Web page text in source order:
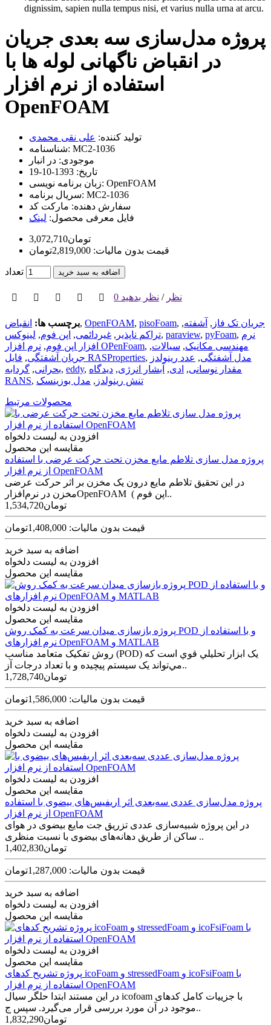
dignissim, sapien nulla tempus nisi, et varius nulla urna at arcu.
پروژه مدل‌سازی سه‌ بعدی جریان
در انقباض ناگهانی لوله‌ ها با
استفاده از نرم افزار
OpenFOAM
تولید کننده: علی نقی محمدی
شناسنامه: MC2-1036
موجودی: در انبار
تاریخ: 1393-10-19
زبان برنامه نویسی: OpenFOAM
سریال برنامه: MC2-1036
سفارش دهنده: مارکت کد
فایل معرفی محصول: لینک
3,072,710تومان
قیمت بدون مالیات: 2,819,000تومان
تعداد اضافه به سبد خرید
0 نظر / نظر بدهید
برچسب ها: انقباض , OpenFOAM, pisoFoam, جریان تک فاز , آشفته,
تراکم ناپذیر , غیردائمی, اپن فوم, لینوکس , paraview, pyFoam, نرم
افزار اپن فوم, نرم افزار OPenFoam, مهندسی مکانیک, سیالات,
جریان آشفتگی, فایل RASProperties, مدل آشفتگی, عدد رینولدز
بحرانی, گردابه , eddy, مقدار نوسانی, ادی, آبشار انرژی, دیدگاه
RANS, تنش رینولدز , مدل بوزینسک
محصولات مرتبط
افزودن به لیست دلخواه
مقایسه این محصول
پروژه مدل‌ سازی تلاطم مایع مخزن تحت حرکت عرضی با استفاده
از نرم افزار OpenFOAM
در این تحقیق تلاطم مایع درون یک مخزن بر اثر حرکت عرضی
مخزن در نرم‌افزارOpenFOAM ( اپن فوم..
1,534,720تومان
قیمت بدون مالیات: 1,408,000تومان
اضافه به سبد خرید
افزودن به لیست دلخواه
مقایسه این محصول
افزودن به لیست دلخواه
مقایسه این محصول
پروژه بازسازی میدان سرعت به کمک روش POD و با استفاده از
نرم افزارهای OpenFOAM و MATLAB
روش تفکیک متعامد مناسب (POD) يک ابزار تحليلي قوي است که
مي‌تواند يک سيستم پيچيده و با تعداد درجات آز..
1,728,740تومان
قیمت بدون مالیات: 1,586,000تومان
اضافه به سبد خرید
افزودن به لیست دلخواه
مقایسه این محصول
افزودن به لیست دلخواه
مقایسه این محصول
پروژه مدل‌سازی عددی سه‌بعدی اثر اریفیس‌های بیضوی با استفاده
از نرم افزار OpenFOAM
در این پروژه شبیه‌سازی عددی تزریق جت مایع بیضوی در هوای
ساکن از طریق‌ دهانه‌های بیضوی با نسبت منظری ..
1,402,830تومان
قیمت بدون مالیات: 1,287,000تومان
اضافه به سبد خرید
افزودن به لیست دلخواه
مقایسه این محصول
افزودن به لیست دلخواه
مقایسه این محصول
پروژه تشریح کدهای icoFoam و stressedFoam و icoFsiFoam با
استفاده از نرم افزار OpenFOAM
در این مستند ابتدا حلگر سیال icofoam با جزییات کامل کدهای
موجود در آن مورد بررسی قرار می‌گیرد. سپس ج..
1,832,290تومان